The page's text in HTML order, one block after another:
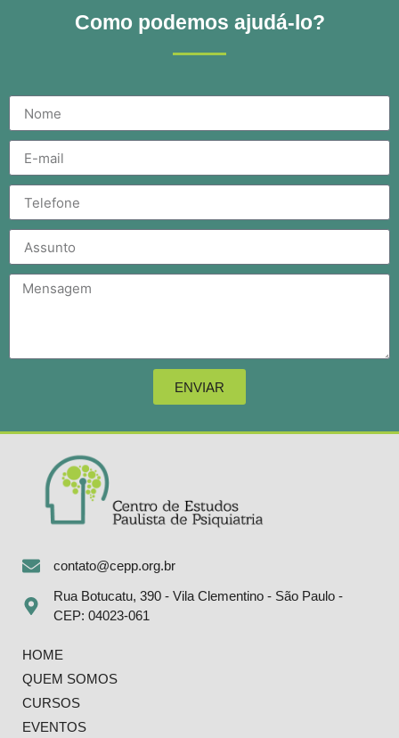
Como podemos ajudá-lo?
ENVIAR
contato@cepp.org.br
Rua Botucatu, 390 - Vila Clementino - São Paulo -
CEP: 04023-061
HOME
QUEM SOMOS
CURSOS
EVENTOS